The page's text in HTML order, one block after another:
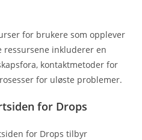
for brukere som opplever
ressursene inkluderer en
kontaktmetoder for
for uløste problemer.
for Drops
for Drops tilbyr